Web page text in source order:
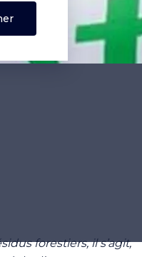
forestiers, il s’agit,